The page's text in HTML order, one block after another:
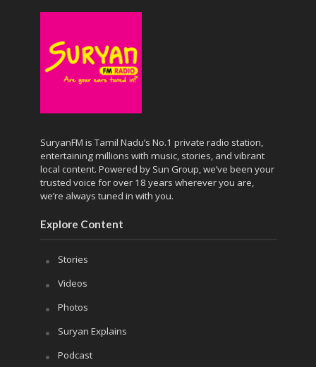
SuryanFM is Tamil Nadu’s No.1 private radio station,
entertaining millions with music, stories, and vibrant
local content. Powered by Sun Group, we’ve been your
trusted voice for over 18 years wherever you are,
we’re always tuned in with you.
Explore Content
Stories
Videos
Photos
Suryan Explains
Podcast